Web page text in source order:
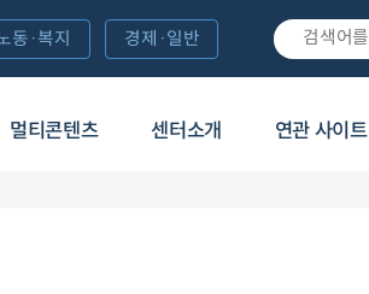
멀티콘텐츠 센터소개 연관 사이트
동·복지 경제·일반